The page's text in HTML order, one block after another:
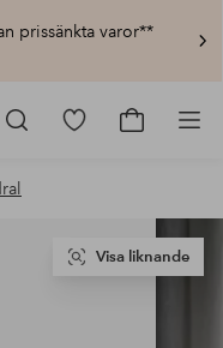
prissänkta varor**
Gå
Gå
Visa liknande